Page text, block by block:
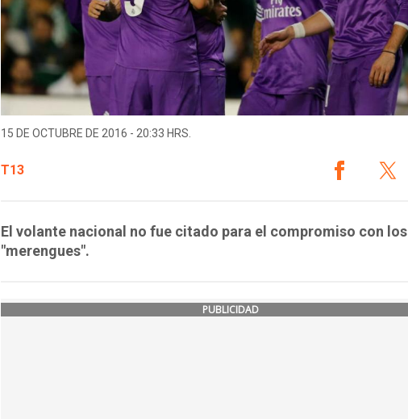
15 DE OCTUBRE DE 2016 - 20:33 HRS.
T13
El volante nacional no fue citado para el compromiso con los
"merengues".
PUBLICIDAD